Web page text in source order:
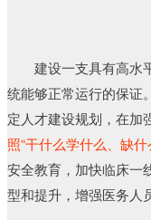
建设一支具有高水平
统能够正常运行的保证
定人才建设规划，在加
照“干什么学什么、缺
安全教育，加快临床一
型和提升，增强医务人